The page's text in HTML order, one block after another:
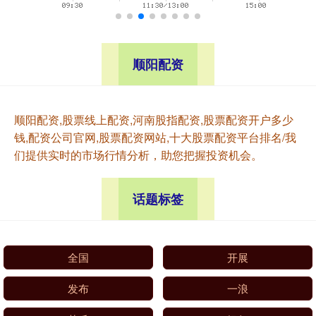
顺阳配资
顺阳配资,股票线上配资,河南股指配资,股票配资开户多少
钱,配资公司官网,股票配资网站,十大股票配资平台排名/我
们提供实时的市场行情分析，助您把握投资机会。
话题标签
全国 开展
发布 一浪